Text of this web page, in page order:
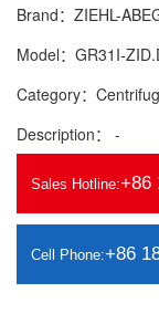
Brand：ZIEHL-
Model：GR31I-
Category：
Description： -
Sales Hotline:+86
Cell Phone:+86